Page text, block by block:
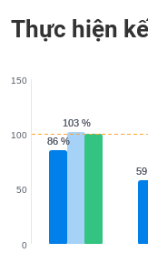
Thực hiện
86 %
86 %
103 %
103 %
0
50
100
150